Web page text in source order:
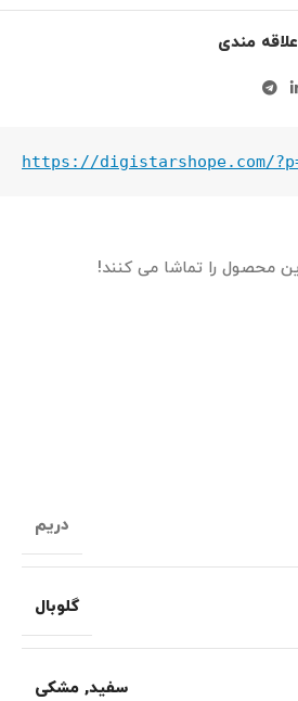
مندی
https://digistarshope.com/
محصول را تماشا می کنند!
دریم
گلوبال
سفید, مشکی